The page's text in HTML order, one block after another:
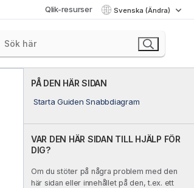
Qlik-resurser Svenska (Ändra)
PÅ DEN HÄR SIDAN
Starta Guiden Snabbdiagram
VAR DEN HÄR SIDAN TILL HJÄLP FÖR
DIG?
Om du stöter på några problem med den
här sidan eller innehållet på den, t.ex. ett